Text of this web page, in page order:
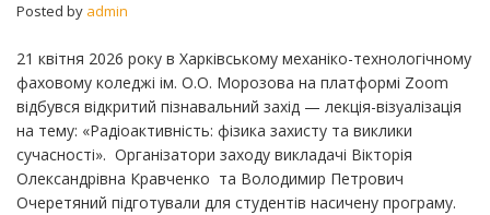
Posted by admin
21 квітня 2026 року в Харківському механіко-технологічному
фаховому коледжі ім. О.О. Морозова на платформі Zoom
відбувся відкритий пізнавальний захід — лекція-візуалізація
на тему: «Радіоактивність: фізика захисту та виклики
сучасності». ​ ​Організатори заходу викладачі Вікторія
Олександрівна Кравченко та Володимир Петрович
Очеретяний підготували для студентів насичену програму.